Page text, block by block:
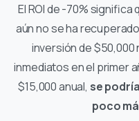
El ROI de -70% significa
aún no se ha
inversión de
inmediatos en el primer
$15,000 anual, se
poco